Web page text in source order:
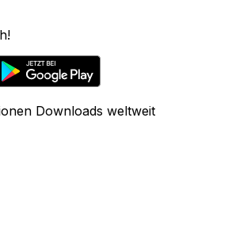
Downloads weltweit